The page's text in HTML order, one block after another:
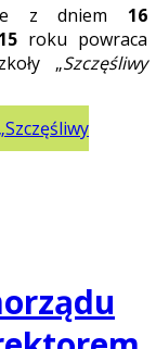
z dniem 16
roku powraca
„Szczęśliwy